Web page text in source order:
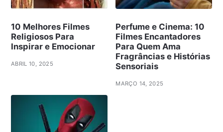
10 Melhores Filmes
Religiosos Para
Inspirar e Emocionar
ABRIL 10, 2025
Perfume e Cinema: 10
Filmes Encantadores
Para Quem Ama
Fragrâncias e Histórias
Sensoriais
MARÇO 14, 2025